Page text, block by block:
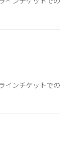
インチケットでの